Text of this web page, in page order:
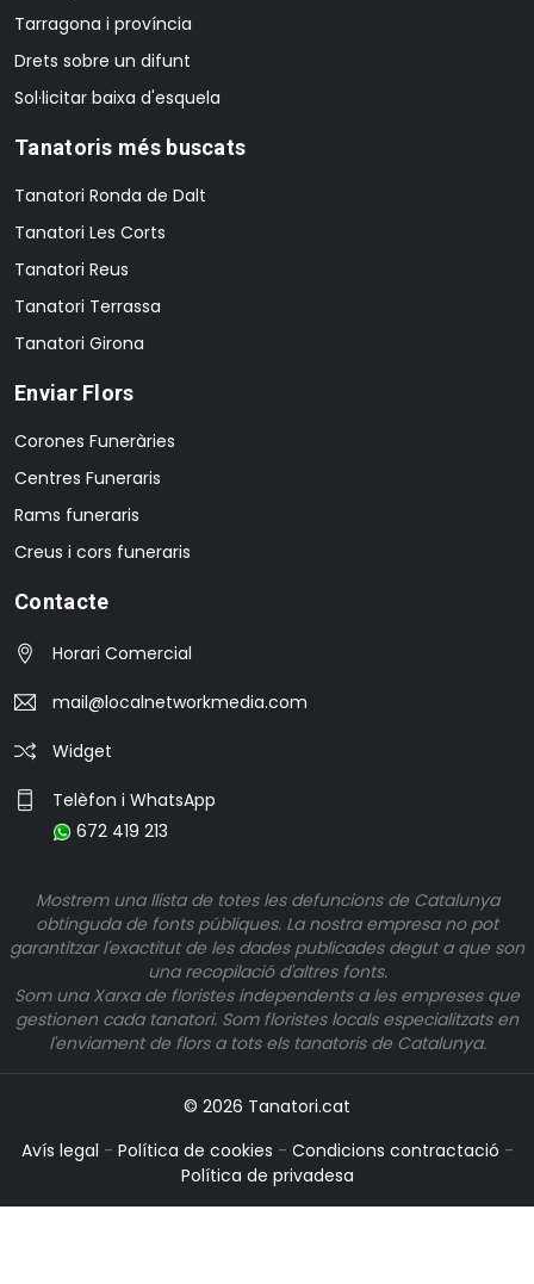
Tarragona i província
Drets sobre un difunt
Sol·licitar baixa d'esquela
Tanatoris més buscats
Tanatori Ronda de Dalt
Tanatori Les Corts
Tanatori Reus
Tanatori Terrassa
Tanatori Girona
Enviar Flors
Corones Funeràries
Centres Funeraris
Rams funeraris
Creus i cors funeraris
Contacte
Horari Comercial
mail@localnetworkmedia.com
Widget
Telèfon i WhatsApp
672 419 213
Mostrem una llista de totes les defuncions de Catalunya
obtinguda de fonts públiques. La nostra empresa no pot
garantitzar l'exactitut de les dades publicades degut a que son
una recopilació d'altres fonts.
Som una Xarxa de floristes independents a les empreses que
gestionen cada tanatori. Som floristes locals especialitzats en
l'enviament de flors a tots els tanatoris de Catalunya.
© 2026 Tanatori.cat
Avís legal - Política de cookies - Condicions contractació -
Política de privadesa